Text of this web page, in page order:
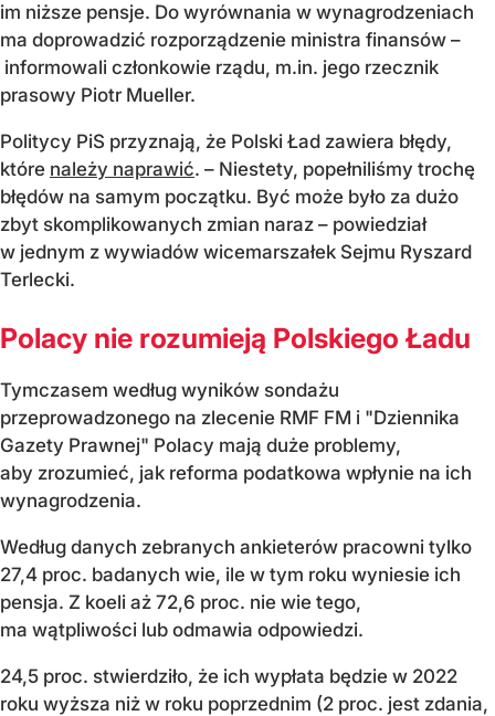
im niższe pensje. Do wyrównania w wynagrodzeniach
ma doprowadzić rozporządzenie ministra finansów –
informowali członkowie rządu, m.in. jego rzecznik
prasowy Piotr Mueller.
Politycy PiS przyznają, że Polski Ład zawiera błędy,
które należy naprawić. – Niestety, popełniliśmy trochę
błędów na samym początku. Być może było za dużo
zbyt skomplikowanych zmian naraz – powiedział
w jednym z wywiadów wicemarszałek Sejmu Ryszard
Terlecki.
Polacy nie rozumieją Polskiego Ładu
Tymczasem według wyników sondażu
przeprowadzonego na zlecenie RMF FM i "Dziennika
Gazety Prawnej" Polacy mają duże problemy,
aby zrozumieć, jak reforma podatkowa wpłynie na ich
wynagrodzenia.
Według danych zebranych ankieterów pracowni tylko
27,4 proc. badanych wie, ile w tym roku wyniesie ich
pensja. Z koeli aż 72,6 proc. nie wie tego,
ma wątpliwości lub odmawia odpowiedzi.
24,5 proc. stwierdziło, że ich wypłata będzie w 2022
roku wyższa niż w roku poprzednim (2 proc. jest zdania,